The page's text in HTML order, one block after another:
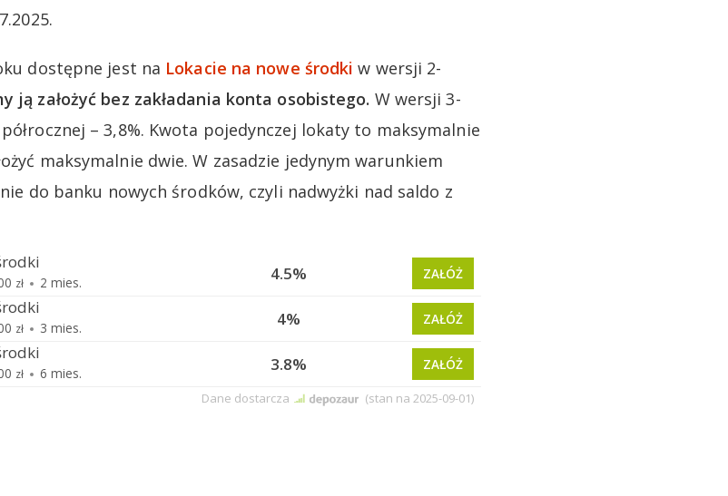
dostępne jest na Lokacie na nowe środki w wersji 2-
ją założyć bez zakładania konta osobistego. W wersji 3-
– 3,8%. Kwota pojedynczej lokaty to maksymalnie
maksymalnie dwie. W zasadzie jedynym warunkiem
do banku nowych środków, czyli nadwyżki nad saldo z